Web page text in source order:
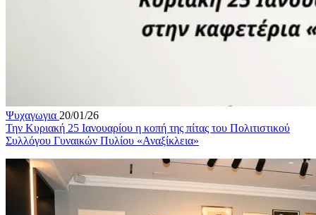
Ψυχαγωγια 20/01/26
Την Κυριακή 25 Ιανουαρίου η κοπή της πίτας του Πολιτιστικού
Συλλόγου Γυναικών Πυλίου «Αναξίκλεια»